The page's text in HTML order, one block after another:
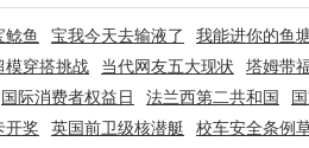
鲶鱼 宝我今天去输液了 我能进你的鱼
模穿搭挑战 当代网友五大现状 塔姆带
国际消费者权益日 法兰西第二共和国
开奖 英国前卫级核潜艇 校车安全条例